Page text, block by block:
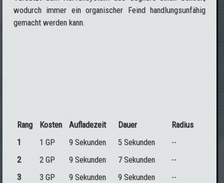
wodurch immer ein organischer Feind handlungsunfähig
gemacht werden kann.
Rang Kosten Aufladezeit Dauer
Radius
1
1 GP 9 Sekunden 5 Sekunden
--
2
2 GP 9 Sekunden 7 Sekunden
--
3
3 GP 9 Sekunden 9 Sekunden --